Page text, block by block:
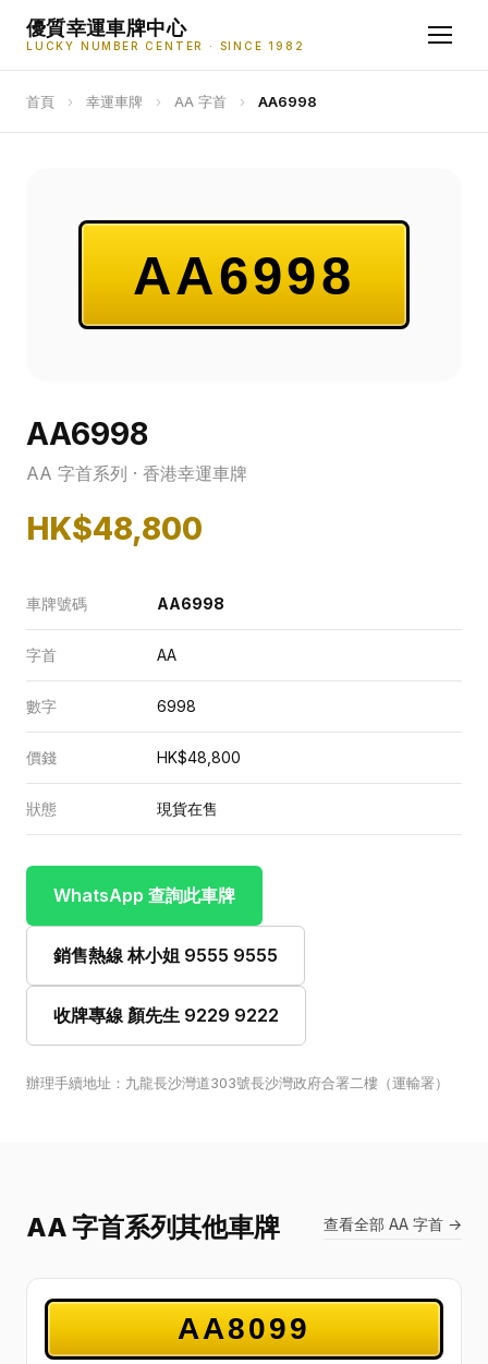
優質幸運車牌中心
LUCKY NUMBER CENTER · SINCE 1982
首頁 › 幸運車牌 › AA 字首 › AA6998
AA6998
AA6998
AA 字首系列 · 香港幸運車牌
HK$48,800
車牌號碼 AA6998
字首 AA
數字 6998
價錢 HK$48,800
狀態 現貨在售
WhatsApp 查詢此車牌
銷售熱線 林小姐 9555 9555
收牌專線 顏先生 9229 9222
辦理手續地址：九龍長沙灣道303號長沙灣政府合署二樓（運輸署）
AA 字首系列其他車牌 查看全部 AA 字首 →
AA8099